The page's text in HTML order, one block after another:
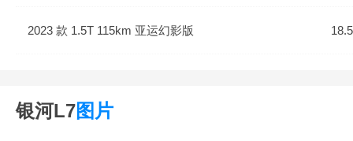
2023 款 1.5T 115km 亚运幻影版
银河L7图片